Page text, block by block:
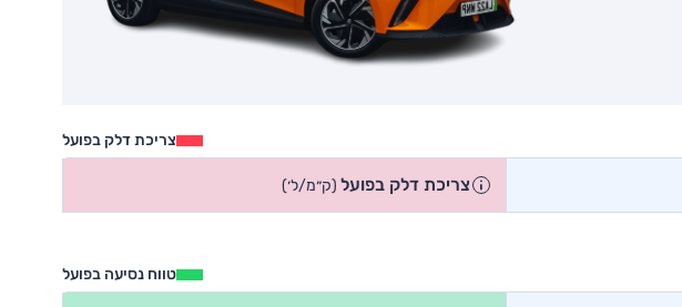
צריכת דלק בפועל
צריכת דלק בפועל (ק״מ/ל׳)
טווח נסיעה בפועל